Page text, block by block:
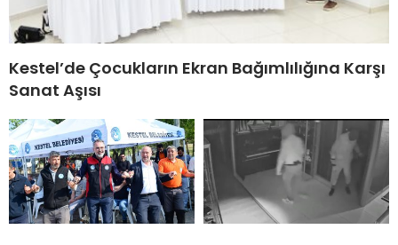
Kestel’de Çocukların Ekran Bağımlılığına Karşı
Sanat Aşısı